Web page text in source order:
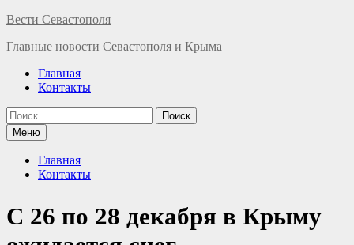
Перейти
содержимому
Вести Севастополя
Главные новости Севастополя и Крыма
Главная
Контакты
Найти:
Меню
Главная
Контакты
С 26 по 28 декабря в Крыму